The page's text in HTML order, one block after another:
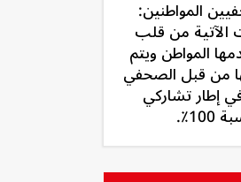
المواطنين:
الآتية من قلب
المواطن ويتم
من قبل الصحفي
إطار تشاركي
100٪.